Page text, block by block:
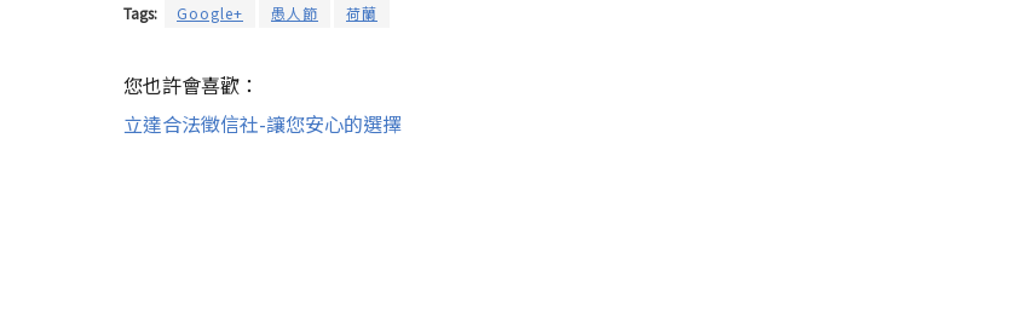
Tags: Google+ 愚人節 荷蘭
您也許會喜歡：
立達合法徵信社-讓您安心的選擇